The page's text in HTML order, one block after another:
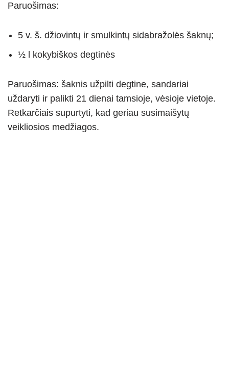
Paruošimas:
5 v. š. džiovintų ir smulkintų sidabražolės šaknų;
½ l kokybiškos degtinės
Paruošimas: šaknis užpilti degtine, sandariai
uždaryti ir palikti 21 dienai tamsioje, vėsioje vietoje.
Retkarčiais supurtyti, kad geriau susimaišytų
veikliosios medžiagos.